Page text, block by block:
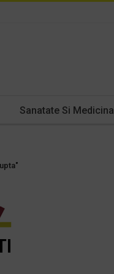
Sanatate Si Medicina